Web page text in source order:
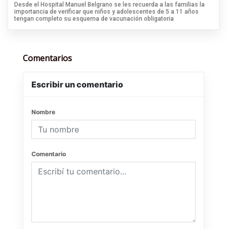
Desde el Hospital Manuel Belgrano se les recuerda a las familias la
importancia de verificar que niños y adolescentes de 5 a 11 años
tengan completo su esquema de vacunación obligatoria
Comentarios
Escribir un comentario
Nombre
Comentario